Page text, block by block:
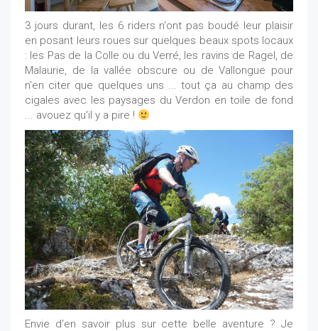
3 jours durant, les 6 riders n'ont pas boudé leur plaisir
en posant leurs roues sur quelques beaux spots locaux
: les Pas de la Colle ou du Verré, les ravins de Ragel, de
Malaurie, de la vallée obscure ou de Vallongue pour
n'en citer que quelques uns ... tout ça au champ des
cigales avec les paysages du Verdon en toile de fond
... avouez qu'il y a pire !
Envie d'en savoir plus sur cette belle aventure ? Je